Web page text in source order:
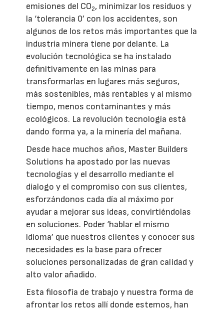
emisiones del CO2, minimizar los residuos y
la ‘tolerancia 0’ con los accidentes, son
algunos de los retos más importantes que la
industria minera tiene por delante. La
evolución tecnológica se ha instalado
definitivamente en las minas para
transformarlas en lugares más seguros,
más sostenibles, más rentables y al mismo
tiempo, menos contaminantes y más
ecológicos. La revolución tecnología está
dando forma ya, a la minería del mañana.
Desde hace muchos años, Master Builders
Solutions ha apostado por las nuevas
tecnologías y el desarrollo mediante el
dialogo y el compromiso con sus clientes,
esforzándonos cada día al máximo por
ayudar a mejorar sus ideas, convirtiéndolas
en soluciones. Poder ‘hablar el mismo
idioma’ que nuestros clientes y conocer sus
necesidades es la base para ofrecer
soluciones personalizadas de gran calidad y
alto valor añadido.
Esta filosofía de trabajo y nuestra forma de
afrontar los retos allí donde estemos, han